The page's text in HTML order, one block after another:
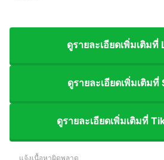
ดูรายละเอียดเพิ่มเติมที่
ดูรายละเอียดเพิ่มเติมที่
ดูรายละเอียดเพิ่มเติมที่
แจ้งเนื้อหาผิดพลาด